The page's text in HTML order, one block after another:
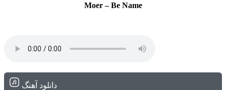
Moer – Be Name
دانلود آهنگ